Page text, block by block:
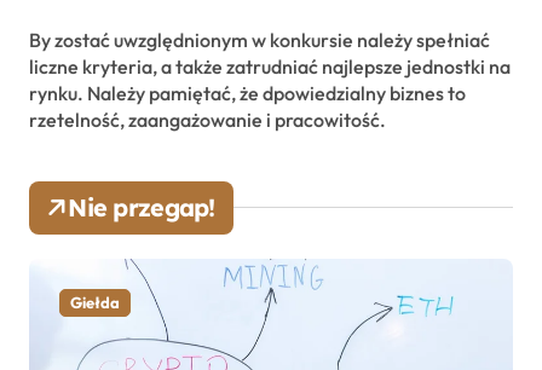
By zostać uwzględnionym w konkursie należy spełniać
liczne kryteria, a także zatrudniać najlepsze jednostki na
rynku. Należy pamiętać, że dpowiedzialny biznes to
rzetelność, zaangażowanie i pracowitość.
Nie przegap!
Giełda